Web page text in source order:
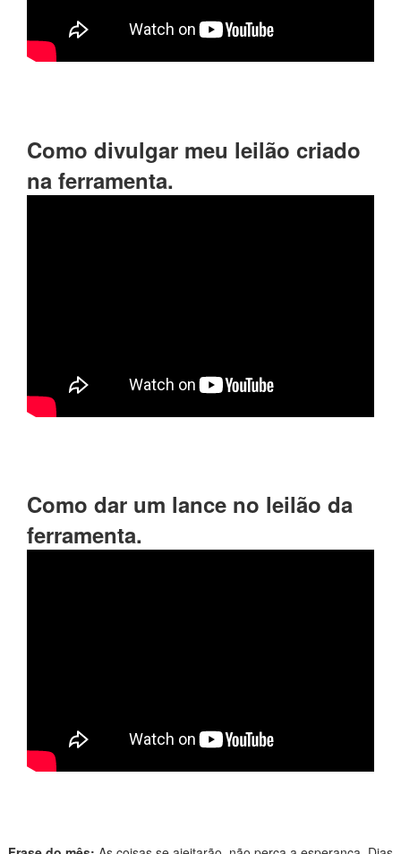
Como divulgar meu leilão criado
na ferramenta.
Como dar um lance no leilão da
ferramenta.